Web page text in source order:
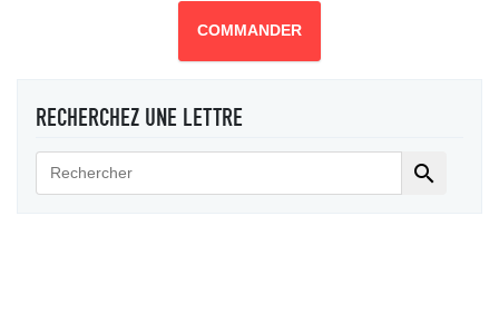
COMMANDER
RECHERCHEZ UNE LETTRE
